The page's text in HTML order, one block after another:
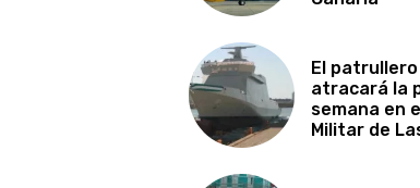
El
atracará la
semana en
Militar de